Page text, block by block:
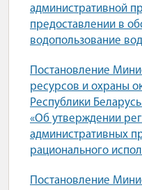
административной
предоставлении в
водопользование
Постановление
ресурсов и охраны
Республики
«Об утверждении
административных
рационального
Постановление